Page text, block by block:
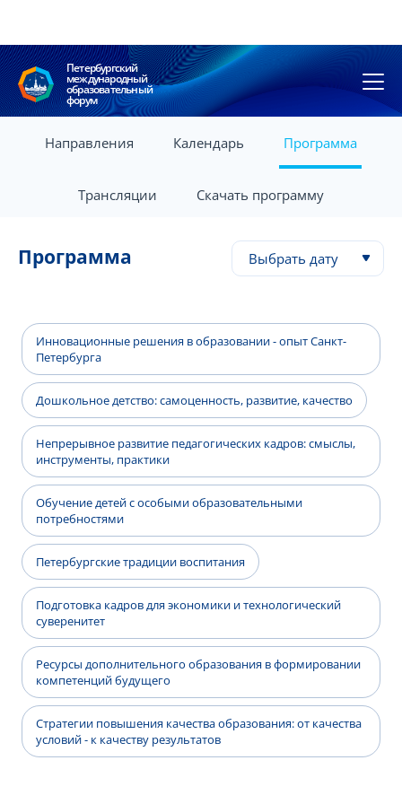
Петербургский
международный
образовательный
форум
Направления Календарь Программа
Трансляции Скачать программу
Программа Выбрать дату
Инновационные решения в образовании - опыт Санкт-
Петербурга
Дошкольное детство: самоценность, развитие, качество
Непрерывное развитие педагогических кадров: смыслы,
инструменты, практики
Обучение детей с особыми образовательными
потребностями
Петербургские традиции воспитания
Подготовка кадров для экономики и технологический
суверенитет
Ресурсы дополнительного образования в формировании
компетенций будущего
Стратегии повышения качества образования: от качества
условий - к качеству результатов